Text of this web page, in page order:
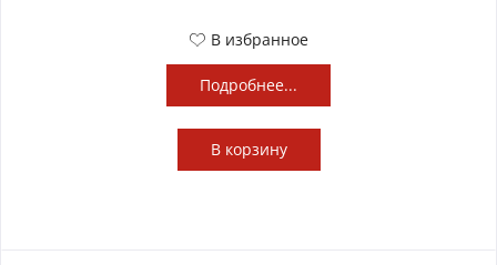
В избранное
Подробнее...
В корзину